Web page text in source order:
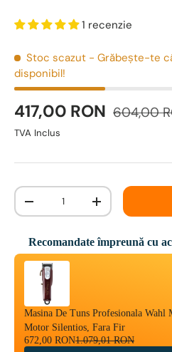
1 recenzie
Stoc scazut - Grăbește-te
disponibil!
417,00 RON 604,00
TVA Inclus
Cantitate
-
+
Recomandate împreună cu
Use the Previous and Next
Masina De Tuns Profesionala Wahl
Motor Silentios, Fara Fir
672,00 RON1.079,01 RON